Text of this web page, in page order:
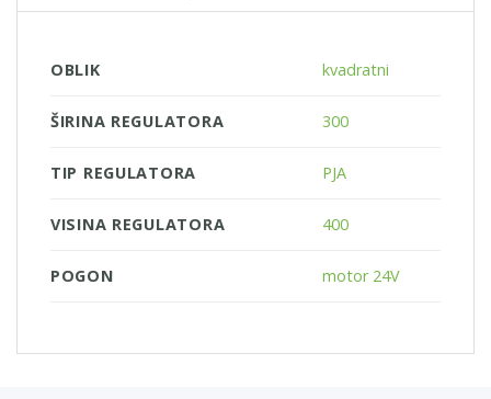
OBLIK kvadratni
ŠIRINA REGULATORA 300
TIP REGULATORA PJA
VISINA REGULATORA 400
POGON motor 24V